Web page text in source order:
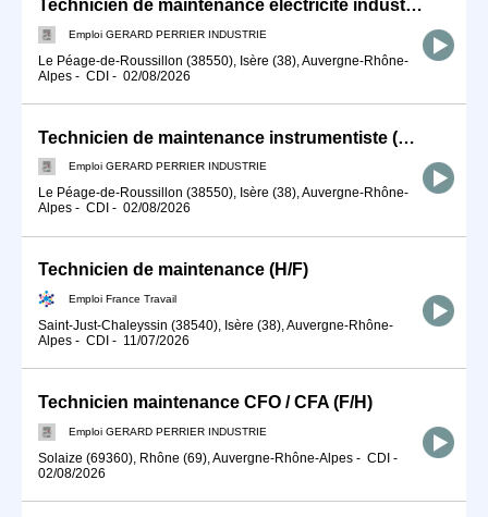
Technicien de maintenance électricité industrielle (F/H)
Emploi GERARD PERRIER INDUSTRIE
Le Péage-de-Roussillon (38550), Isère (38), Auvergne-Rhône-
Alpes - CDI - 02/08/2026
Technicien de maintenance instrumentiste (F/H)
Emploi GERARD PERRIER INDUSTRIE
Le Péage-de-Roussillon (38550), Isère (38), Auvergne-Rhône-
Alpes - CDI - 02/08/2026
Technicien de maintenance (H/F)
Emploi France Travail
Saint-Just-Chaleyssin (38540), Isère (38), Auvergne-Rhône-
Alpes - CDI - 11/07/2026
Technicien maintenance CFO / CFA (F/H)
Emploi GERARD PERRIER INDUSTRIE
Solaize (69360), Rhône (69), Auvergne-Rhône-Alpes - CDI -
02/08/2026